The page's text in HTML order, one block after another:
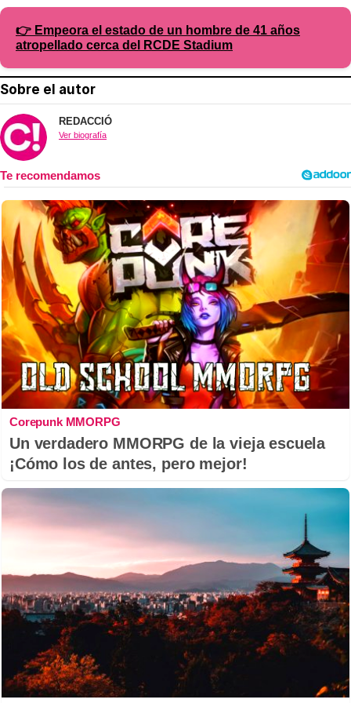
👉 Empeora el estado de un hombre de 41 años
atropellado cerca del RCDE Stadium
Sobre el autor
REDACCIÓ
Ver biografía
Corepunk MMORPG
Un verdadero MMORPG de la vieja escuela
¡Cómo los de antes, pero mejor!